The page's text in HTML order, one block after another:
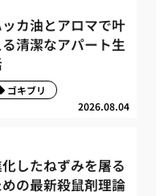
カ油とアロマで叶
る清潔なアパート生
2026.08.04
ゴキブリ
したねずみを屠る
の最新殺鼠剤理論